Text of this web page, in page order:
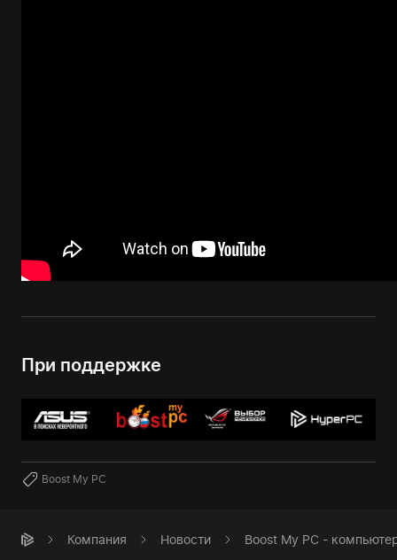
При поддержке
Boost My PC
Компания Новости Boost My PC -